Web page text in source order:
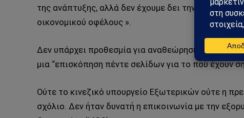
της ανάπτυξης, αλλά δεν έχουμε δει την απόδοση
οικονομικού οφέλους ».
Δεν υπάρχει προθεσμία για αναθεώρηση
μια “επισκόπηση πέντε σελίδων για το πού έχουν
Ούτε το κινεζικό υπουργείο Εξωτερικών ούτε η
σχόλιο. Δεν ήταν δυνατή η επικοινωνία με την